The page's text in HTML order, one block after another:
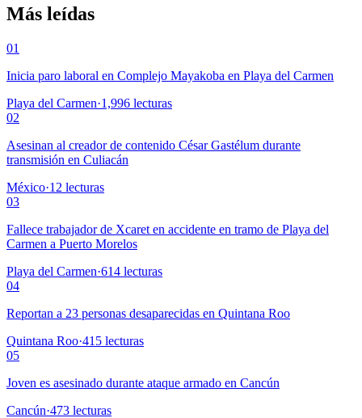
Más leídas
01
Inicia paro laboral en Complejo Mayakoba en Playa del Carmen
Playa del Carmen·1,996 lecturas
02
Asesinan al creador de contenido César Gastélum durante
transmisión en Culiacán
México·12 lecturas
03
Fallece trabajador de Xcaret en accidente en tramo de Playa del
Carmen a Puerto Morelos
Playa del Carmen·614 lecturas
04
Reportan a 23 personas desaparecidas en Quintana Roo
Quintana Roo·415 lecturas
05
Joven es asesinado durante ataque armado en Cancún
Cancún·473 lecturas